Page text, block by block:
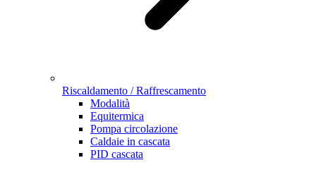
Riscaldamento / Raffrescamento
Modalità
Equitermica
Pompa circolazione
Caldaie in cascata
PID cascata